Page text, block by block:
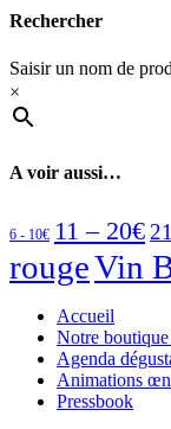
Rechercher
Saisir un nom de
×
A voir aussi…
6 - 10€ 11 – 20€
rougeVin
Accueil
Notre
Agenda
Animations
Pressbook